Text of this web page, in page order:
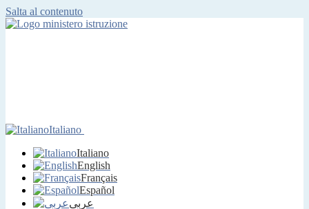
Salta al contenuto
Italiano
Italiano
English
Français
Español
عربى